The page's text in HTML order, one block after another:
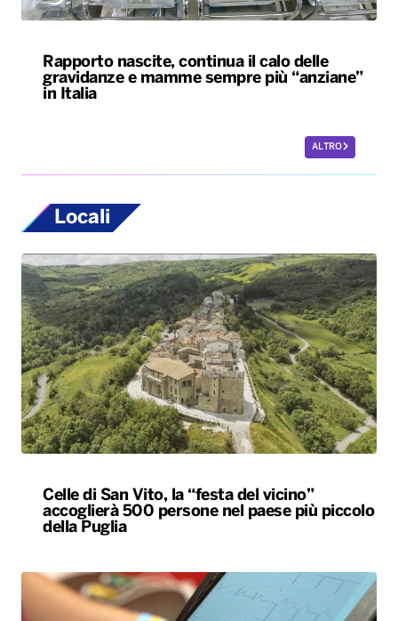
Rapporto nascite, continua il calo delle
gravidanze e mamme sempre più “anziane”
in Italia
ALTRO
Locali
Celle di San Vito, la “festa del vicino”
accoglierà 500 persone nel paese più piccolo
della Puglia